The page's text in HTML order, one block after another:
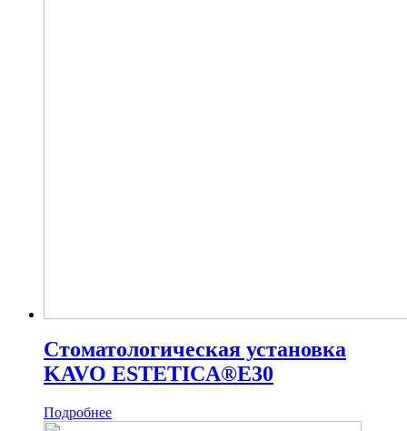
Стоматологическая установка
KAVO ESTETICA®E30
Подробнее